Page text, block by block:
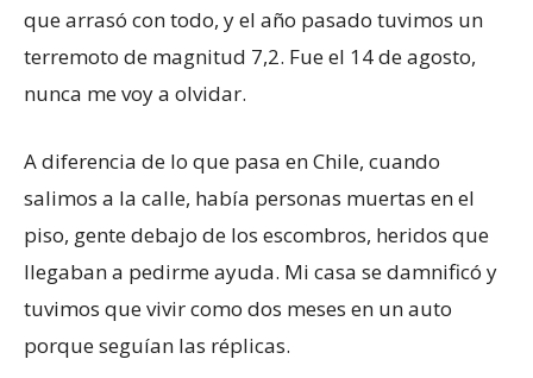
que arrasó con todo, y el año pasado tuvimos un
terremoto de magnitud 7,2. Fue el 14 de agosto,
nunca me voy a olvidar.
A diferencia de lo que pasa en Chile, cuando
salimos a la calle, había personas muertas en el
piso, gente debajo de los escombros, heridos que
llegaban a pedirme ayuda. Mi casa se damnificó y
tuvimos que vivir como dos meses en un auto
porque seguían las réplicas.